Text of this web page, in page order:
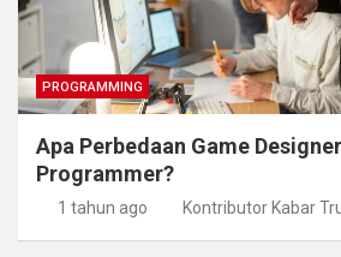
PROGRAMMING
Apa Perbedaan Game
Programmer?
1 tahun ago Kontributor Kabar